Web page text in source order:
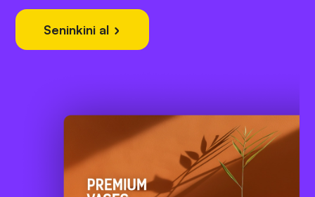
Seninkini al